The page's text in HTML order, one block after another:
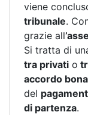
viene
tribunale.
grazie all
Si tratta di
tra privati o
accordo
del
di partenza.